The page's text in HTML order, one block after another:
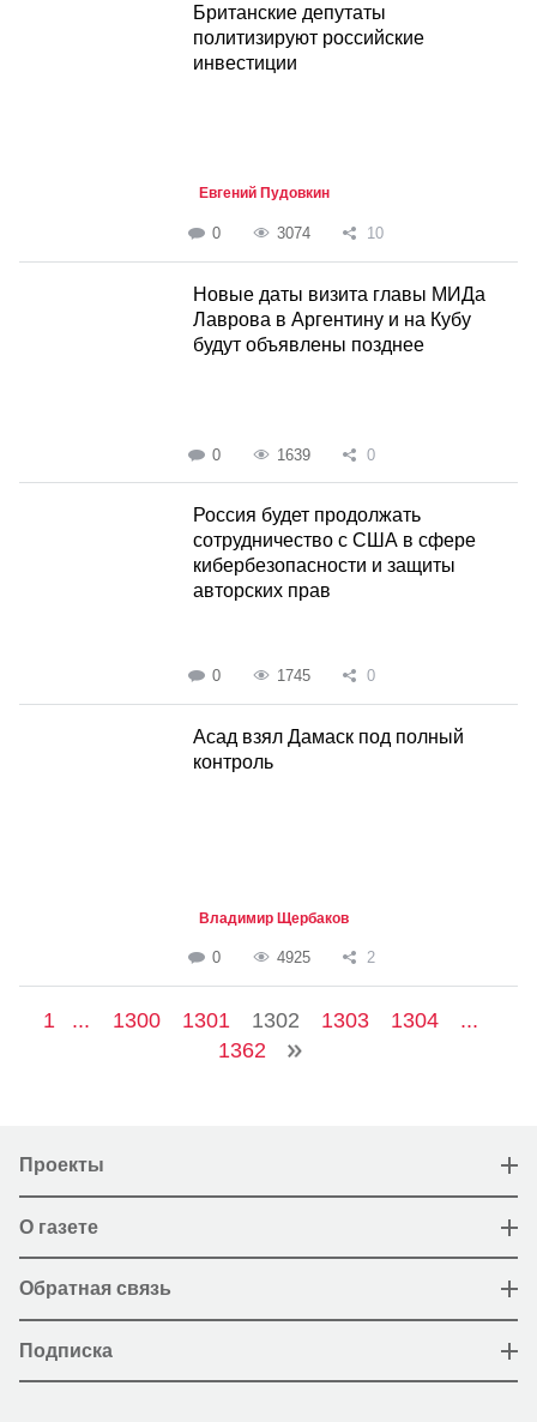
Британские депутаты
политизируют российские
инвестиции
Евгений Пудовкин
0 3074 10
Новые даты визита главы МИДа
Лаврова в Аргентину и на Кубу
будут объявлены позднее
0 1639 0
Россия будет продолжать
сотрудничество с США в сфере
кибербезопасности и защиты
авторских прав
0 1745 0
Асад взял Дамаск под полный
контроль
Владимир Щербаков
0 4925 2
1 ... 1300 1301 1302 1303 1304
...
1362
Проекты
О газете
Обратная связь
Подписка